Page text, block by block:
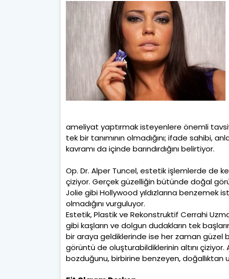
ameliyat yaptırmak isteyenlere önemli
tek bir tanımının olmadığını; ifade sahibi,
kavramı da içinde barındırdığını belirtiyor.
Op. Dr. Alper Tuncel, estetik işlemlerde de
çiziyor. Gerçek güzelliğin bütünde doğal
Jolie gibi Hollywood yıldızlarına benzemek
olmadığını vurguluyor.
Estetik, Plastik ve Rekonstruktif Cerrahi
gibi kaşların ve dolgun dudakların tek
bir araya geldiklerinde ise her zaman güzel
görüntü de oluşturabildiklerinin altını
bozduğunu, birbirine benzeyen, doğallıktan